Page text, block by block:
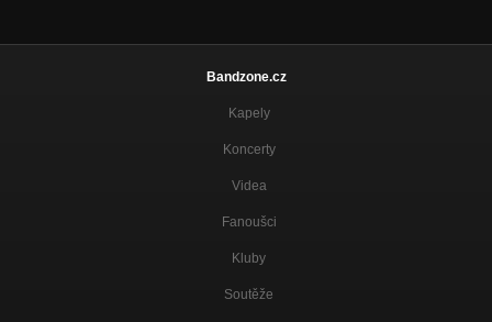
Bandzone.cz
Kapely
Koncerty
Videa
Fanoušci
Kluby
Soutěže